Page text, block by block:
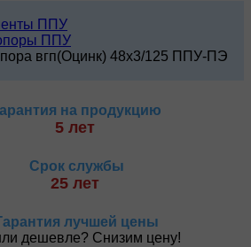
ППУ
ППУ
вгп(Оцинк) 48х3/125 ППУ-ПЭ
на продукцию
5 лет
Срок службы
25 лет
лучшей цены
дешевле? Снизим цену!